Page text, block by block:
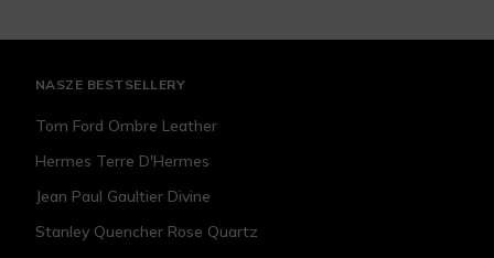
NASZE BESTSELLERY
Tom Ford Ombre Leather
Hermes Terre D'Hermes
Jean Paul Gaultier Divine
Stanley Quencher Rose Quartz